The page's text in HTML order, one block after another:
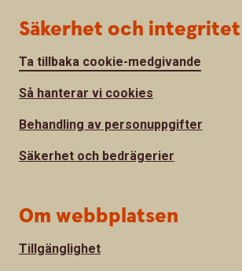
Säkerhet och integritet
Ta tillbaka cookie-medgivande
Så hanterar vi cookies
Behandling av personuppgifter
Säkerhet och bedrägerier
Om webbplatsen
Tillgänglighet